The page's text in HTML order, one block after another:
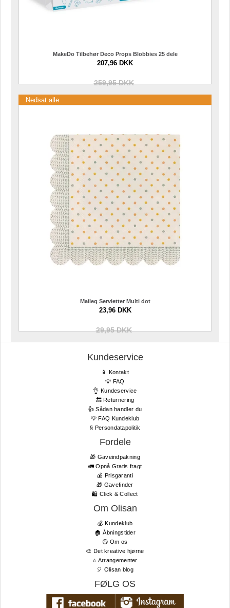
MakeDo Tilbehør Deco Props Blobbies 25 dele
207,96 DKK
259,95 DKK
Nedsat alle
Maileg Servietter Multi dot
23,96 DKK
29,95 DKK
Kundeservice
📱 Kontakt
💡 FAQ
👌 Kundeservice
🔙 Returnering
👍 Sådan handler du
💡 FAQ Kundeklub
§ Persondatapolitik
Fordele
🎁 Gaveindpakning
🚛 Opnå Gratis fragt
💰 Prisgaranti
🎁 Gavefinder
🛍 Click & Collect
Om Olisan
💰 Kundeklub
🏠 Åbningstider
😃 Om os
🎨 Det kreative hjørne
⭐️ Arrangementer
🎈 Olisan blog
FØLG OS